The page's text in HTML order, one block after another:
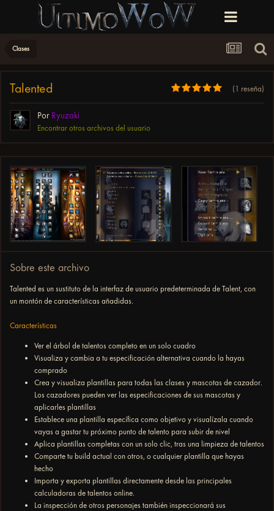
Clases
Talented (1 reseña)
Por Ryuzaki
Encontrar otros archivos del usuario
Sobre este archivo
Talented es un sustituto de la interfaz de usuario predeterminada de Talent, con
un montón de características añadidas.
Características
Ver el árbol de talentos completo en un solo cuadro
Visualiza y cambia a tu especificación alternativa cuando la hayas
comprado
Crea y visualiza plantillas para todas las clases y mascotas de cazador.
Los cazadores pueden ver las especificaciones de sus mascotas y
aplicarles plantillas
Establece una plantilla específica como objetivo y visualízala cuando
vayas a gastar tu próximo punto de talento para subir de nivel
Aplica plantillas completas con un solo clic, tras una limpieza de talentos
Comparte tu build actual con otros, o cualquier plantilla que hayas
hecho
Importa y exporta plantillas directamente desde las principales
calculadoras de talentos online.
La inspección de otros personajes también inspeccionará sus